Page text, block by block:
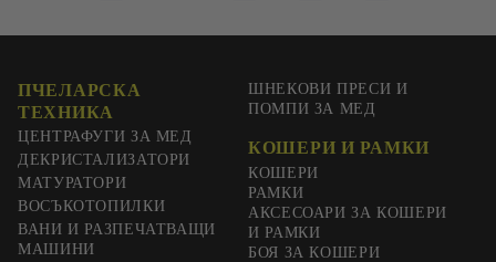
ПЧЕЛАРСКА
ТЕХНИКА
ЦЕНТРАФУГИ ЗА МЕД
ДЕКРИСТАЛИЗАТОРИ
МАТУРАТОРИ
ВОСЪКОТОПИЛКИ
ВАНИ И РАЗПЕЧАТВАЩИ
МАШИНИ
ШНЕКОВИ ПРЕСИ И
ПОМПИ ЗА МЕД
КОШЕРИ И РАМКИ
КОШЕРИ
РАМКИ
АКСЕСОАРИ ЗА КОШЕРИ
И РАМКИ
БОЯ ЗА КОШЕРИ